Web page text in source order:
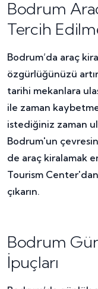
Bodrum
Tercih
Bodrum’da araç
özgürlüğünüzü
tarihi mekanlara
ile zaman
istediğiniz zaman
Bodrum'un
de araç kiralamak
Tourism
çıkarın.
Bodrum
İpuçları